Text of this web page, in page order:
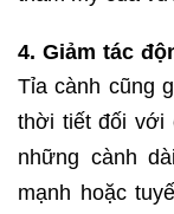
4. Giảm tác
Tỉa cành cũng
thời tiết đối với
những cành
mạnh hoặc